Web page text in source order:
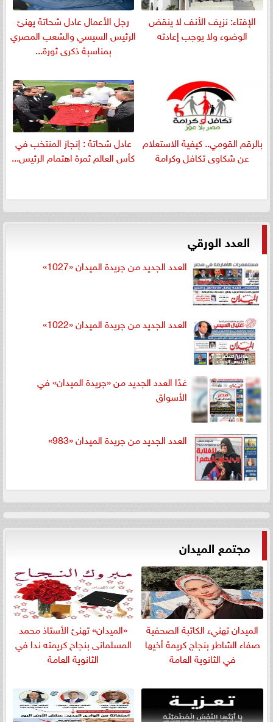
الإفتاء: نزيف الأنف لا ينقض
الوضوء ولا يوجب إعادته
رجل الأعمال عادل شحاتة يهنئ
الرئيس السيسي والشعب المصري
بمناسبة ذكرى ثورة...
بالرقم القومي.. كيفية الاستعلام
عن شكاوى تكافل وكرامة
عادل شحاتة : إنجاز المنتخب في
كأس العالم ثمرة اهتمام الرئيس...
العدد الورقي
العدد الجديد من جريدة الميدان «1027»
العدد الجديد من جريدة الميدان «1022»
غدًا العدد الجديد من «جريدة الميدان» في
الأسواق
العدد الجديد من جريدة الميدان «983»
مجتمع الميدان
الميدان تهنيء الكاتبة الصحفية
صفاء الشاطر بنجاج كريمة أخيها
في الثانوية العامة
«الميدان» تهنئ الأستاذ محمد
المسلمانى بنجاح كريمته ندا في
الثانوية العامة